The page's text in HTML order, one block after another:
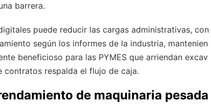
barrera.
puede reducir las cargas administrativas, con
según los informes de la industria, mantenien
beneficioso para las PYMES que arriendan excav
respalda el flujo de caja.
de maquinaria pesada